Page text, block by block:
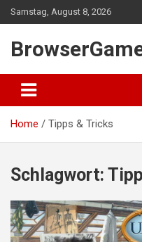
Skip
to
Samstag, August 8, 2026
Home Tipps & Tricks
Schlagwort: